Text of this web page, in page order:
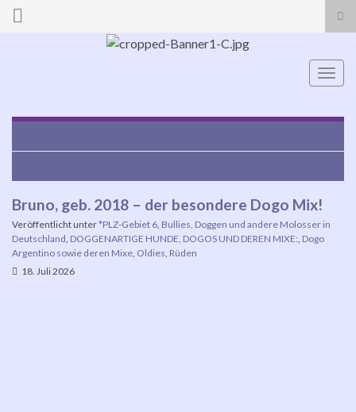
Search for:
Bruno, geb. 2018 – der besondere Dogo Mix!
Veröffentlicht unter*PLZ-Gebiet 6 Bullies, Doggen und andere Molosser in
Deutschland DOGGENARTIGE HUNDE, DOGOS UND DEREN MIXE: Dogo
Argentino sowie deren Mixe Oldies Rüden
18. Juli 2026